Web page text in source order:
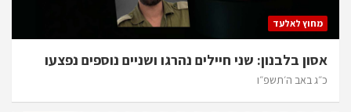
מחוץ לאלעד
אסון בלבנון: שני חיילים נהרגו ושניים נוספים נפצעו
כ״ג באב ה׳תשפ״ו